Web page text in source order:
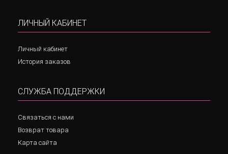
ЛИЧНЫЙ КАБИНЕТ
Личный кабинет
История заказов
СЛУЖБА ПОДДЕРЖКИ
Связаться с нами
Возврат товара
Карта сайта